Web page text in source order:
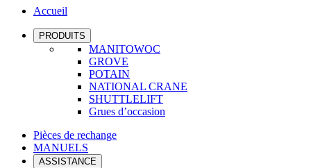
Accueil
PRODUITS
MANITOWOC
GROVE
POTAIN
NATIONAL CRANE
SHUTTLELIFT
Grues d’occasion
Pièces de rechange
MANUELS
ASSISTANCE